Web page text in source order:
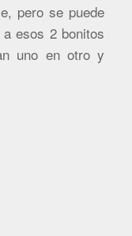
pero se puede
esos 2 bonitos
uno en otro y